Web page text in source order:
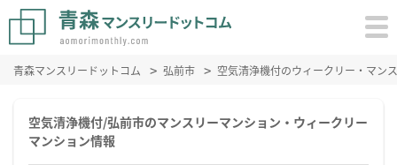
青森マンスリードットコム 弘前市 空気清浄機付のウィークリー・マン
空気清浄機付/弘前市のマンスリーマンション・ウィークリー
マンション情報